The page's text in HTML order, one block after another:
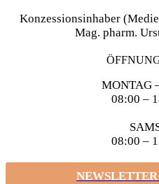
Konzessionsinhaber
Mag. pharm.
MONTAG
08:00 –
08:00 –